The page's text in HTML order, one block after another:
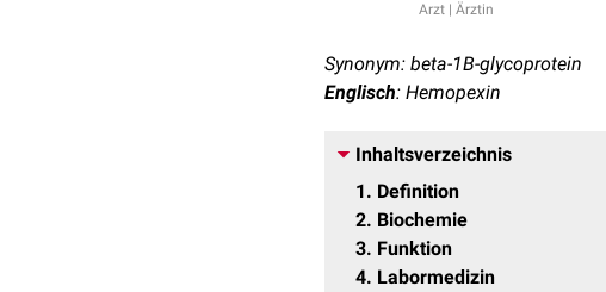
Arzt | Ärztin
Synonym: beta-1B-glycoprotein
Englisch: Hemopexin
Inhaltsverzeichnis
1
Definition
2 Biochemie
3 Funktion
4 Labormedizin